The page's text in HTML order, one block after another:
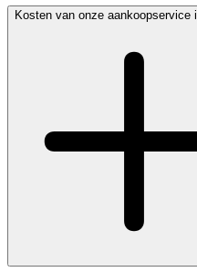
Kosten van onze aankoopservice